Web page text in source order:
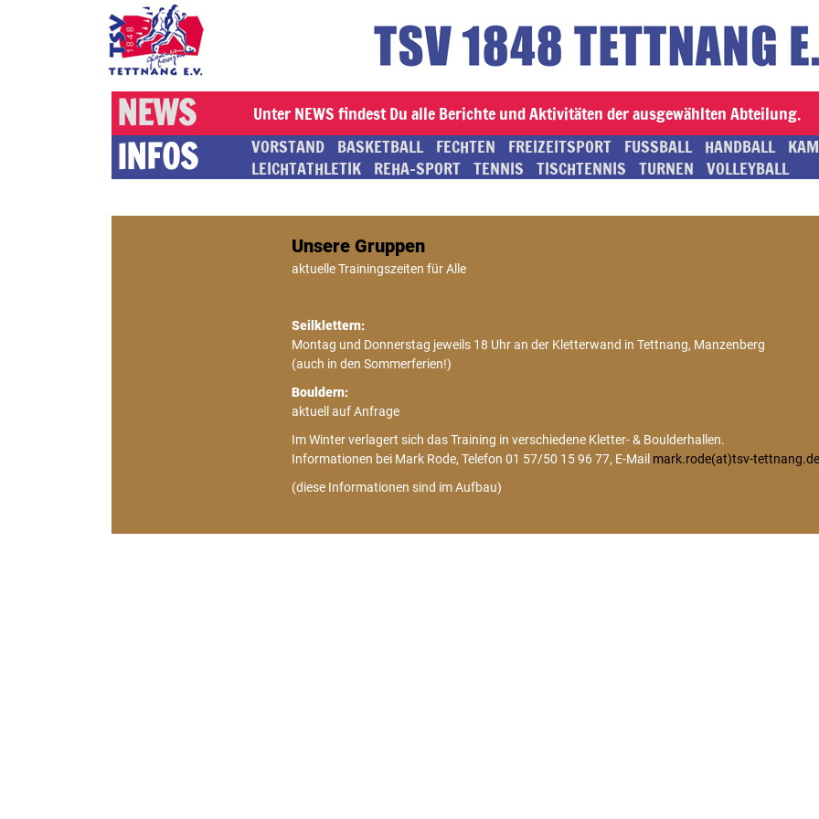
NEWS Unter NEWS findest Du alle Berichte und Aktivitäten der ausgewählten Abteilung.
INFOS VORSTAND BASKETBALL FECHTEN FREIZEITSPORT FUSSBALL HANDBALL
LEICHTATHLETIK REHA-SPORT TENNIS TISCHTENNIS TURNEN VOLLEYBALL
Unsere Gruppen
aktuelle Trainingszeiten für Alle
Seilklettern:
Montag und Donnerstag jeweils 18 Uhr an der Kletterwand in Tettnang, Manzenberg
(auch in den Sommerferien!)
Bouldern:
aktuell auf Anfrage
Im Winter verlagert sich das Training in verschiedene Kletter- & Boulderhallen.
Informationen bei Mark Rode, Telefon 01 57/50 15 96 77, E-Mail mark.rode(at)tsv-tettnang.de
(diese Informationen sind im Aufbau)